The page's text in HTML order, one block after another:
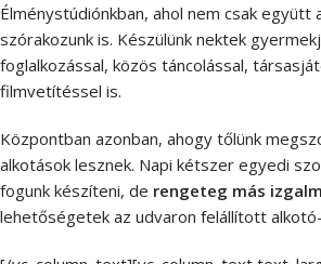
Élménystúdiónkban, ahol nem csak együtt
szórakozunk is. Készülünk nektek
foglalkozással, közös táncolással,
filmvetítéssel is.
Központban azonban, ahogy tőlünk
alkotások lesznek. Napi kétszer egyedi
fogunk készíteni, de rengeteg más
lehetőségetek az udvaron felállított